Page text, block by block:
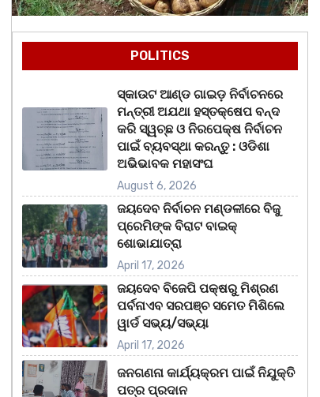
POLITICS
ସ୍କାଉଟ ଆଣ୍ଡ ଗାଇଡ଼ ନିର୍ବାଚନରେ
ମନ୍ତ୍ରୀ ଅଯଥା ହସ୍ତକ୍ଷେପ ବନ୍ଦ
କରି ସ୍ୱଚ୍ଛ ଓ ନିରପେକ୍ଷ ନିର୍ବାଚନ
ପାଇଁ ବ୍ୟବସ୍ଥା କରନ୍ତୁ : ଓଡିଶା
ଅଭିଭାବକ ମହାସଂଘ
August 6, 2026
ଜୟଦେବ ନିର୍ବାଚନ ମଣ୍ଡଳୀରେ ବିଜୁ
ପ୍ରେମିଙ୍କ ବିରାଟ ବାଇକ୍
ଶୋଭାଯାତ୍ରା
April 17, 2026
ଜୟଦେବ ବିଜେପି ପକ୍ଷରୁ ମିଶ୍ରଣ
ପର୍ବନାଏବ ସରପଞ୍ଚ ସମେତ ମିଶିଲେ
ୱାର୍ଡ ସଭ୍ୟ/ସଭ୍ୟା
April 17, 2026
ଜନଗଣନା କାର୍ଯ୍ୟକ୍ରମ ପାଇଁ ନିଯୁକ୍ତି
ପତ୍ର ପ୍ରଦାନ